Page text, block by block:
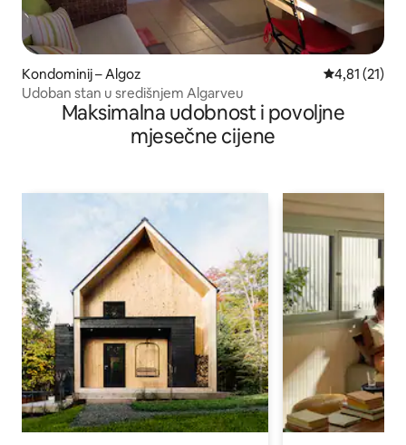
Kondominij – Algoz Prosječna
4,81 (21)
Udoban stan u središnjem Algarveu
Maksimalna udobnost i povoljne
mjesečne cijene